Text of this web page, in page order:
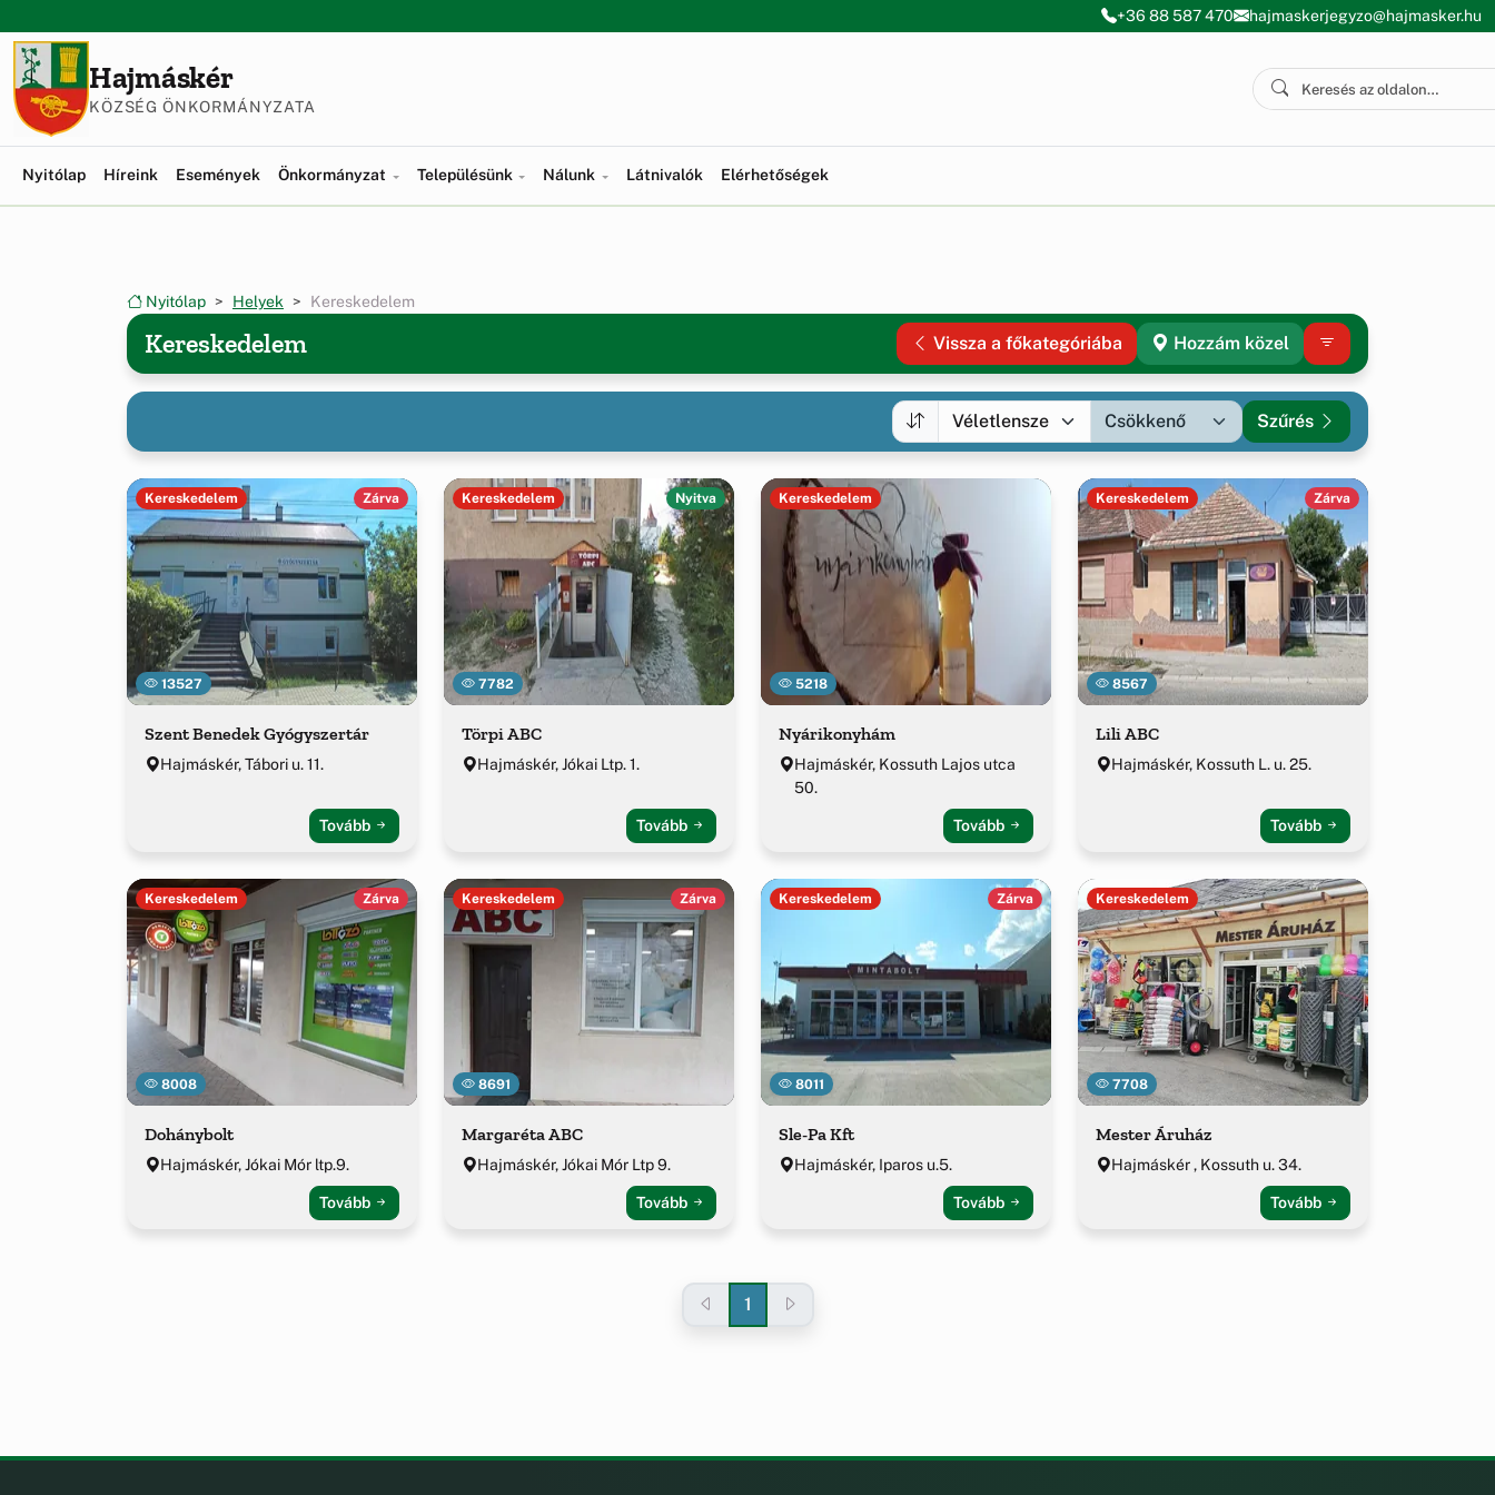
+36 88 587 470 hajmaskerjegyzo@hajmasker.hu
Hajmáskér
KÖZSÉG ÖNKORMÁNYZATA
Nyitólap Híreink Események Önkormányzat Településünk Nálunk Látnivalók Elérhetőségek
Nyitólap Helyek Kereskedelem
Kereskedelem Vissza a főkategóriába Hozzám közel
Szűrés
13527
Kereskedelem Zárva
Szent Benedek Gyógyszertár
Hajmáskér, Tábori u. 11.
Tovább
7782
Kereskedelem Nyitva
Törpi ABC
Hajmáskér, Jókai Ltp. 1.
Tovább
5218
Kereskedelem
Nyárikonyhám
Hajmáskér, Kossuth Lajos utca
50.
Tovább
8567
Kereskedelem Zárva
Lili ABC
Hajmáskér, Kossuth L. u. 25.
Tovább
8008
Kereskedelem Zárva
Dohánybolt
Hajmáskér, Jókai Mór ltp.9.
Tovább
8691
Kereskedelem Zárva
Margaréta ABC
Hajmáskér, Jókai Mór Ltp 9.
Tovább
8011
Kereskedelem Zárva
Sle-Pa Kft
Hajmáskér, Iparos u.5.
Tovább
7708
Kereskedelem
Mester Áruház
Hajmáskér , Kossuth u. 34.
Tovább
1